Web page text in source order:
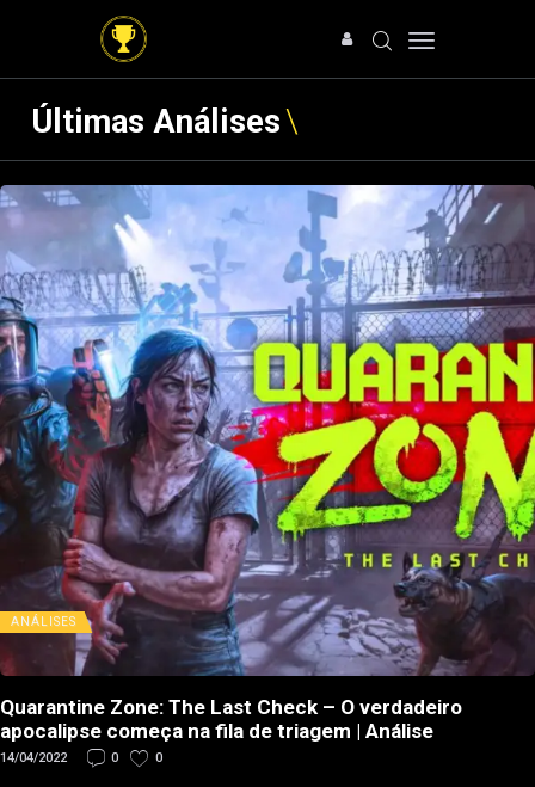
HOME
NOTÍCIAS
ARTIGOS
ANÁLISES
OFERTAS
SOBRE NÓS
Últimas Análises
ANÁLISES
Quarantine Zone: The Last Check – O verdadeiro
apocalipse começa na fila de triagem | Análise
14/04/2022 0 0